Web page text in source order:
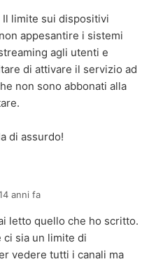
Il limite sui dispositivi
appesantire i sistemi
agli utenti e
di attivare il servizio ad
non sono abbonati alla
di assurdo!
anni fa
letto quello che ho scritto.
ci sia un limite di
vedere tutti i canali ma